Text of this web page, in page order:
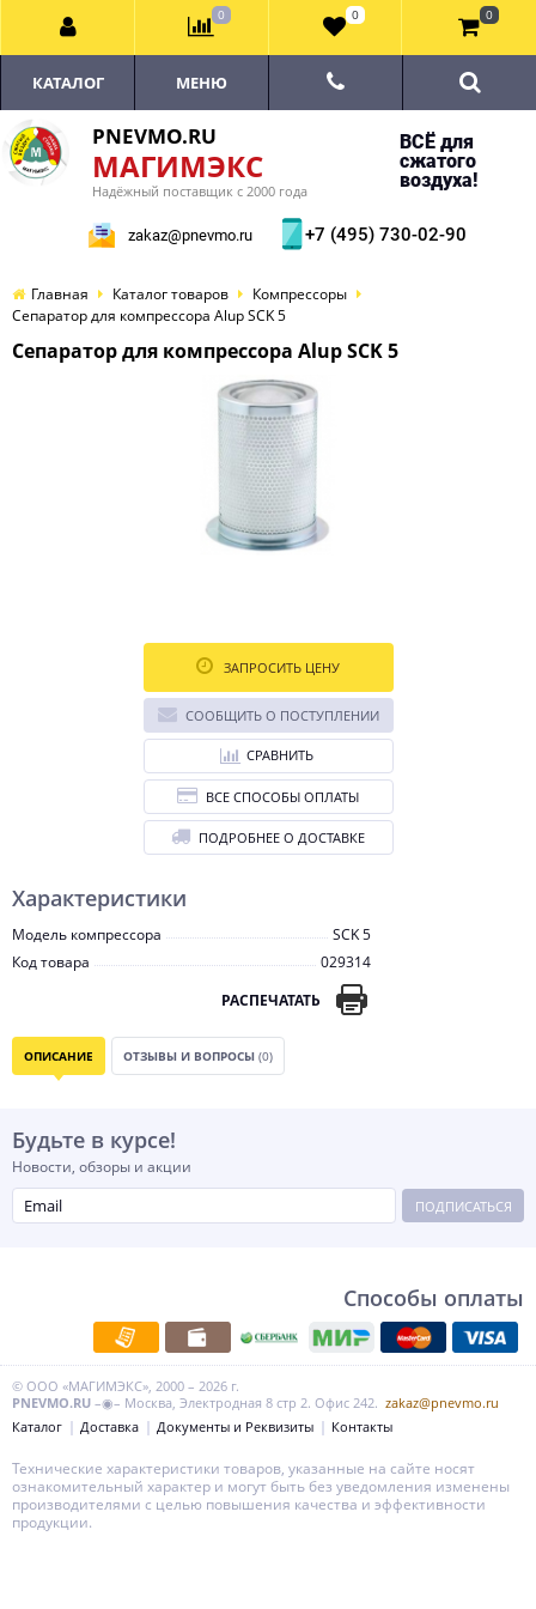
PNEVMO.RU
МАГИМЭКС
Надёжный поставщик с 2000 года
ВСЁ для
сжатого
воздуха!
zakaz@pnevmo.ru +7 (495) 730-02-90
КАТАЛОГ МЕНЮ
Главная Каталог товаров
Компрессоры
Сепаратор для компрессора Alup SCK 5
Сепаратор для компрессора Alup SCK 5
Характеристики
Модель компрессора
SCK 5
Код товара
029314
РАСПЕЧАТАТЬ
ЗАПРОСИТЬ ЦЕНУ
СООБЩИТЬ О ПОСТУПЛЕНИИ
СРАВНИТЬ
ВСЕ СПОСОБЫ ОПЛАТЫ
ПОДРОБНЕЕ О ДОСТАВКЕ
ОПИСАНИЕ ОТЗЫВЫ И ВОПРОСЫ (0)
Будьте в курсе!
Новости, обзоры и акции
ПОДПИСАТЬСЯ
Способы оплаты
© ООО «МАГИМЭКС», 2000 – 2026 г.
PNEVMO.RU –◉– Москва, Электродная 8 стр 2. Офис 242. zakaz@pnevmo.ru
Каталог
Доставка Документы и Реквизиты Контакты
0 0 0
Технические характеристики товаров, указанные на сайте носят
ознакомительный характер и могут быть без уведомления изменены
производителями с целью повышения качества и эффективности
продукции.